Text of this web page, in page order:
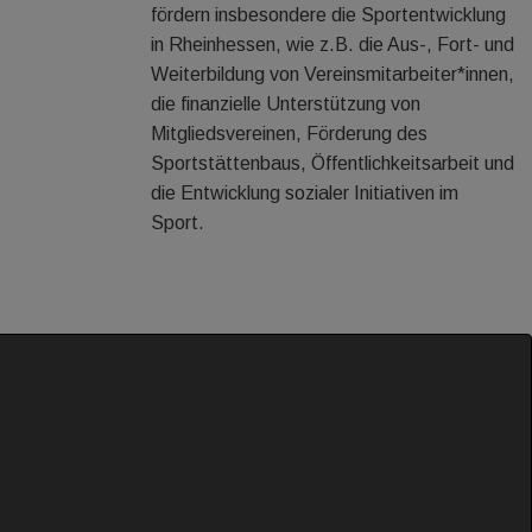
fördern insbesondere die Sportentwicklung
in Rheinhessen, wie z.B. die Aus-, Fort- und
Weiterbildung von Vereinsmitarbeiter*innen,
die finanzielle Unterstützung von
Mitgliedsvereinen, Förderung des
Sportstättenbaus, Öffentlichkeitsarbeit und
die Entwicklung sozialer Initiativen im
Sport.